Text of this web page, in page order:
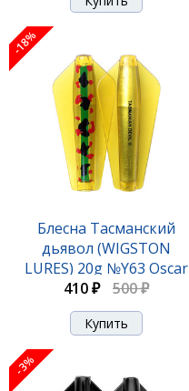
-18%
Блесна Тасманский
дьявол (WIGSTON
LURES) 20g №Y63 Oscar
Mkll
410 ₽ 500 ₽
-3%